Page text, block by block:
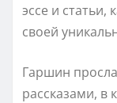
эссе и статьи,
своей
Гаршин
рассказами, в